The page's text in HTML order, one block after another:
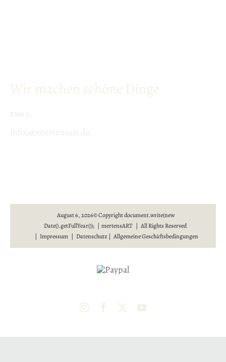
Wir machen schöne Dinge
August 6, 2026© Copyright document.write(new
Date().getFullYear()); | mertensART | All Rights Reserved
| Impressum | Datenschutz | Allgemeine Geschäftsbedingungen